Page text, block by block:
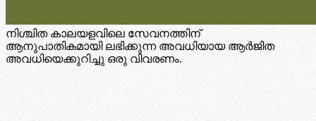
നിശ്ചിത കാലയളവിലെ സേവനത്തിന്
ആനുപാതികമായി ലഭിക്കുന്ന അവധിയായ ആർജിത
അവധിയെക്കുറിച്ചു ഒരു വിവരണം.